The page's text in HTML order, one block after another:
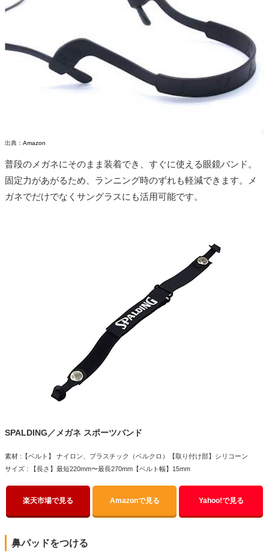
出典： Amazon
普段のメガネにそのまま装着でき、すぐに使える眼鏡バンド。
固定力があがるため、ランニング時のずれも軽減できます。メ
ガネでだけでなくサングラスにも活用可能です。
SPALDING／メガネ スポーツバンド
素材 :【ベルト】 ナイロン、プラスチック（ベルクロ）【取り付け部】シリコーン
サイズ : 【長さ】最短220mm〜最長270mm【ベルト幅】15mm
楽天市場で見る Amazonで見る Yahoo!で見る
鼻パッドをつける